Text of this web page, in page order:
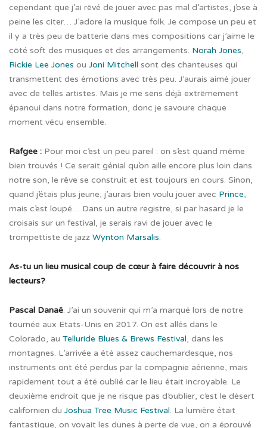
cependant que j’ai rêvé de jouer avec pas mal d’artistes, j’ose à
peine les citer… J’adore la musique folk. Je compose un peu et
il y a très peu de batterie dans mes compositions car j’aime le
côté soft des musiques et des arrangements. Norah Jones,
Rickie Lee Jones ou Joni Mitchell sont des chanteuses qui
transmettent des émotions avec très peu. J’aurais aimé jouer
avec de telles artistes. Mais je me sens déjà extrêmement
épanoui dans notre formation, donc je savoure chaque
moment vécu ensemble.
Rafgee : Pour moi c’est un peu pareil : on s’est quand même
bien trouvés ! Ce serait génial qu’on aille encore plus loin dans
notre son, le rêve se construit et est toujours en cours. Sinon,
quand j’étais plus jeune, j’aurais bien voulu jouer avec Prince,
mais c’est loupé… Dans un autre registre, si par hasard je le
croisais sur un festival, je serais ravi de jouer avec le
trompettiste de jazz Wynton Marsalis.
As-tu un lieu musical coup de cœur à faire découvrir à nos
lecteurs?
Pascal Danaë: J’ai un souvenir qui m’a marqué lors de notre
tournée aux Etats-Unis en 2017. On est allés dans le
Colorado, au Telluride Blues & Brews Festival, dans les
montagnes. L’arrivée a été assez cauchemardesque, nos
instruments ont été perdus par la compagnie aérienne, mais
rapidement tout a été oublié car le lieu était incroyable. Le
deuxième endroit que je ne risque pas d’oublier, c’est le désert
californien du Joshua Tree Music Festival. La lumière était
fantastique, on voyait les dunes à perte de vue, on a éprouvé